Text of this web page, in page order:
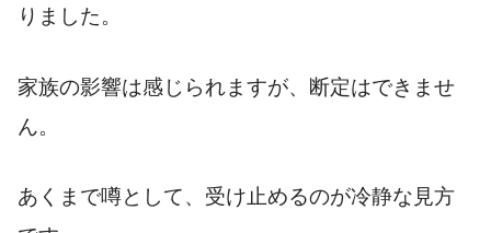
りました。
家族の影響は感じられますが、断定はできませ
ん。
あくまで噂として、受け止めるのが冷静な見方